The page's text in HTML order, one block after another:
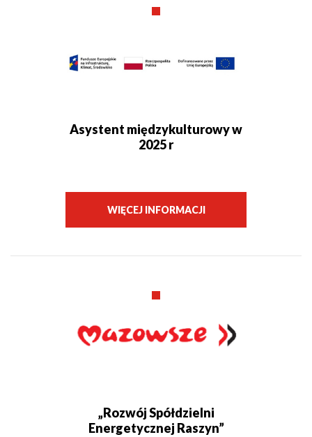
Asystent międzykulturowy w
2025 r
WIĘCEJ INFORMACJI
„Rozwój Spółdzielni
Energetycznej Raszyn”